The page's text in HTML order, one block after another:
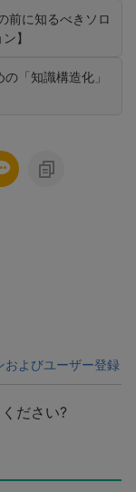
前に知るべきソロ
】
「知識構造化」
およびユーザー登録
ださい?